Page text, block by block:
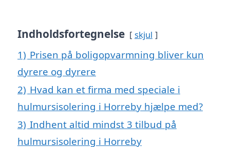
Indholdsfortegnelse skjul
1) Prisen på boligopvarmning bliver kun
dyrere og dyrere
2) Hvad kan et firma med speciale i
hulmursisolering i Horreby hjælpe med?
3) Indhent altid mindst 3 tilbud på
hulmursisolering i Horreby